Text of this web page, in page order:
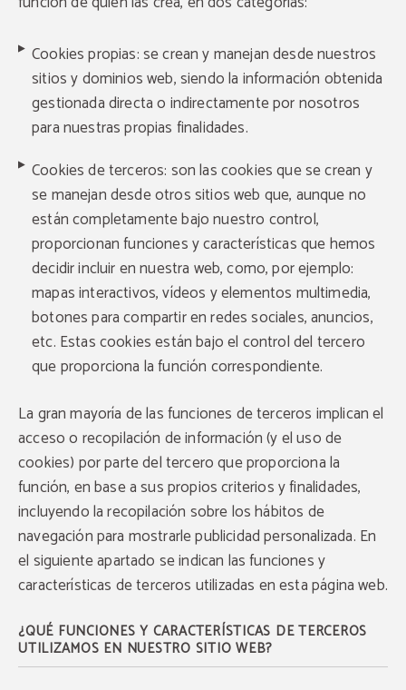
Cookies propias: se crean y manejan desde nuestros
sitios y dominios web, siendo la información obtenida
gestionada directa o indirectamente por nosotros
para nuestras propias finalidades.
Cookies de terceros: son las cookies que se crean y
se manejan desde otros sitios web que, aunque no
están completamente bajo nuestro control,
proporcionan funciones y características que hemos
decidir incluir en nuestra web, como, por ejemplo:
mapas interactivos, vídeos y elementos multimedia,
botones para compartir en redes sociales, anuncios,
etc. Estas cookies están bajo el control del tercero
que proporciona la función correspondiente.
La gran mayoría de las funciones de terceros implican el
acceso o recopilación de información (y el uso de
cookies) por parte del tercero que proporciona la
función, en base a sus propios criterios y finalidades,
incluyendo la recopilación sobre los hábitos de
navegación para mostrarle publicidad personalizada. En
el siguiente apartado se indican las funciones y
características de terceros utilizadas en esta página web.
¿QUÉ FUNCIONES Y CARACTERÍSTICAS DE TERCEROS
UTILIZAMOS EN NUESTRO SITIO WEB?